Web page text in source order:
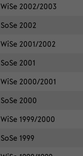
WiSe 2002/2003
SoSe 2002
WiSe 2001/2002
SoSe 2001
WiSe 2000/2001
SoSe 2000
WiSe 1999/2000
SoSe 1999